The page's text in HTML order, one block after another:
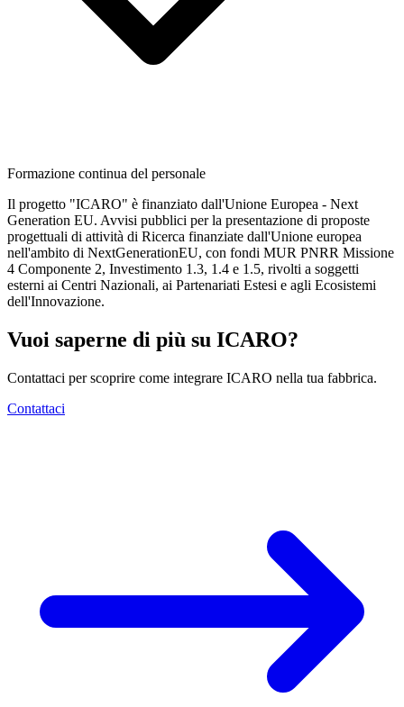
Formazione continua del personale
Il progetto "ICARO" è finanziato dall'Unione Europea - Next
Generation EU. Avvisi pubblici per la presentazione di proposte
progettuali di attività di Ricerca finanziate dall'Unione europea
nell'ambito di NextGenerationEU, con fondi MUR PNRR Missione
4 Componente 2, Investimento 1.3, 1.4 e 1.5, rivolti a soggetti
esterni ai Centri Nazionali, ai Partenariati Estesi e agli Ecosistemi
dell'Innovazione.
Vuoi saperne di più su ICARO?
Contattaci per scoprire come integrare ICARO nella tua fabbrica.
Contattaci